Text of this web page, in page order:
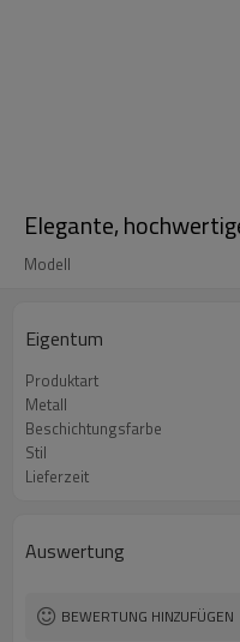
Elegante,
Modell
Eigentum
Produktart
Metall
Beschichtungsfarbe
Stil
Lieferzeit
Auswertung
BEWERTUNG HINZUFÜGEN